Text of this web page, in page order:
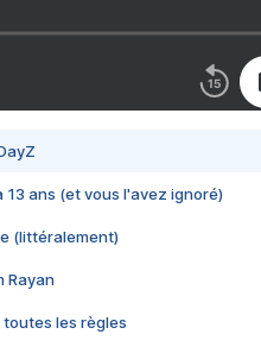
13 ans (et vous l'avez ignoré)
(littéralement)
Rayan
toutes les règles